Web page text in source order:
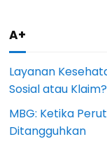
A+
Layanan
Sosial atau Klaim?
MBG: Ketika
Ditangguhkan